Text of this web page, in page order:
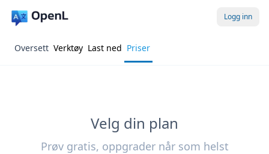
Logg inn
Oversett Verktøy Last ned Priser
Velg din plan
Prøv gratis, oppgrader når som helst